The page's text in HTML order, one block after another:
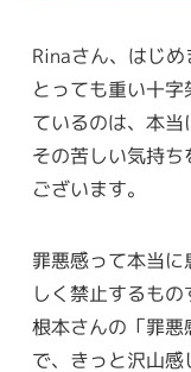
Rinaさん、はじめ
とっても重い十
ているのは、本当
その苦しい気持
ございます。
罪悪感って本当
しく禁止するもの
根本さんの「罪
で、きっと沢山感